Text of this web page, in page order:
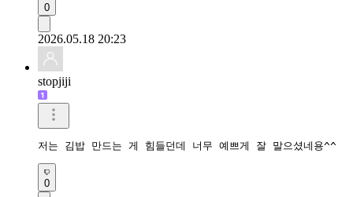
0
2026.05.18 20:23
stopjiji
저는 김밥 만드는 게 힘들던데 너무 예쁘게 잘 말으셨네용^^
0